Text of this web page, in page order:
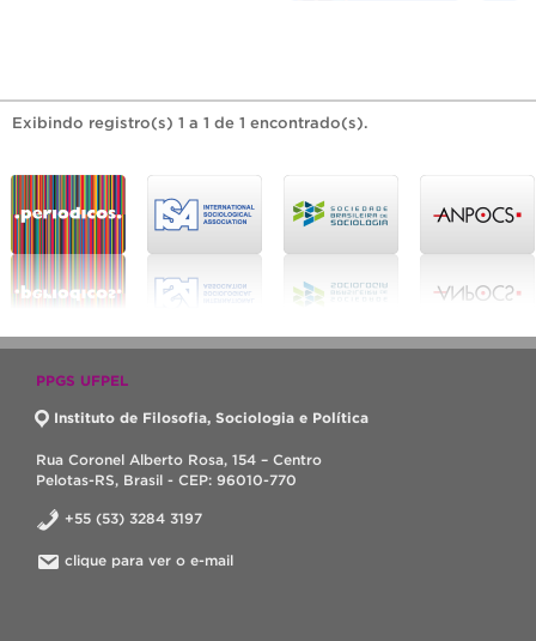
Exibindo registro(s) 1 a 1 de 1 encontrado(s).
PPGS UFPEL
Instituto de Filosofia, Sociologia e Política
Rua Coronel Alberto Rosa, 154 – Centro
Pelotas-RS, Brasil - CEP: 96010-770
+55 (53) 3284 3197
clique para ver o e-mail